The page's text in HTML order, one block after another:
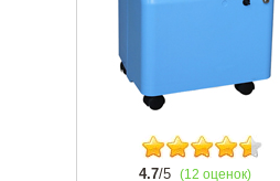
4.7/5 (12 оценок)